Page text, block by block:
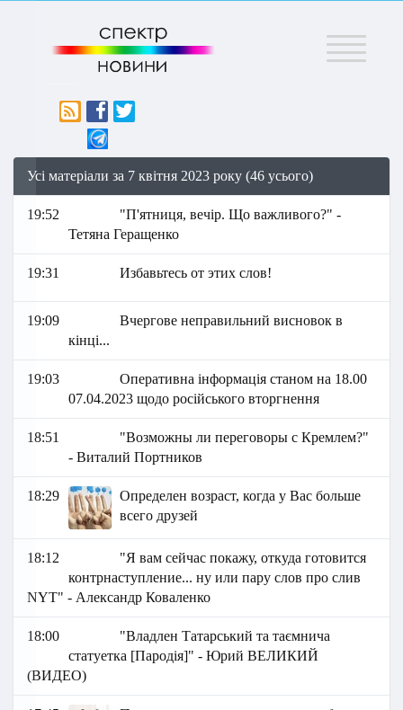
Меню
Усі матеріали за 7 квітня 2023 року (46 усього)
19:52
"П'ятниця, вечір. Що важливого?" -
Тетяна Геращенко
19:31 Избавьтесь от этих слов!
19:09
Вчергове неправильний висновок в
кінці...
19:03
Оперативна інформація станом на 18.00
07.04.2023 щодо російського вторгнення
18:51
"Возможны ли переговоры с Кремлем?"
- Виталий Портников
18:29
Определен возраст, когда у Вас больше
всего друзей
18:12
"Я вам сейчас покажу, откуда готовится
контрнаступление... ну или пару слов про слив
NYT" - Александр Коваленко
18:00
"Владлен Татарський та таємнича
статуетка [Пародія]" - Юрий ВЕЛИКИЙ
(ВИДЕО)